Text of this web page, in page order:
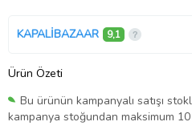
KAPALİBAZAAR 9,1
Ürün Özeti
Bu ürünün kampanyalı satışı
kampanya stoğundan maksimum